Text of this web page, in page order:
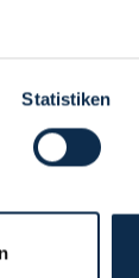
Statistiken